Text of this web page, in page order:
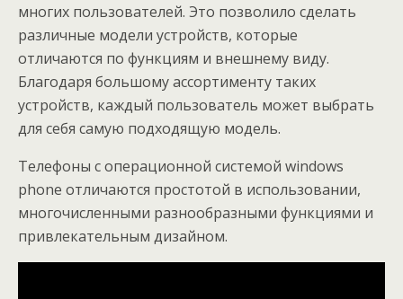
многих пользователей. Это позволило сделать
различные модели устройств, которые
отличаются по функциям и внешнему виду.
Благодаря большому ассортименту таких
устройств, каждый пользователь может выбрать
для себя самую подходящую модель.
Телефоны с операционной системой windows
phone отличаются простотой в использовании,
многочисленными разнообразными функциями и
привлекательным дизайном.